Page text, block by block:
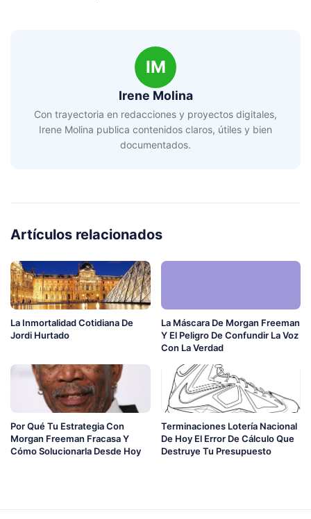
IM
Irene Molina
Con trayectoria en redacciones y proyectos digitales,
Irene Molina publica contenidos claros, útiles y bien
documentados.
Artículos relacionados
La Inmortalidad Cotidiana De
Jordi Hurtado
La Máscara De Morgan Freeman
Y El Peligro De Confundir La Voz
Con La Verdad
Por Qué Tu Estrategia Con
Morgan Freeman Fracasa Y
Cómo Solucionarla Desde Hoy
Terminaciones Lotería Nacional
De Hoy El Error De Cálculo Que
Destruye Tu Presupuesto